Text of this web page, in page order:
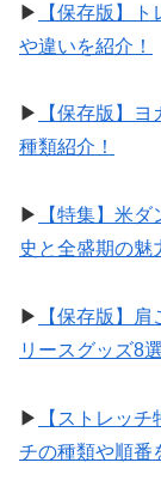
▶︎
【保存版】
や違いを紹介！
▶︎
【保存版】
種類紹介！
▶︎
【特集】米
史と全盛期の魅
▶︎
【保存版】
リースグッズ8選
▶︎
【ストレッ
チの種類や順番